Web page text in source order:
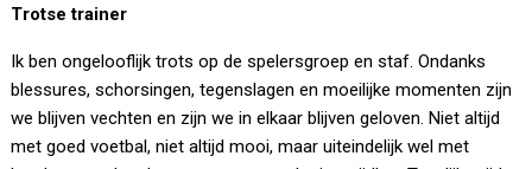
Trotse trainer
Ik ben ongelooflijk trots op de spelersgroep en staf. Ondanks
blessures, schorsingen, tegenslagen en moeilijke momenten zijn
we blijven vechten en zijn we in elkaar blijven geloven. Niet altijd
met goed voetbal, niet altijd mooi, maar uiteindelijk wel met